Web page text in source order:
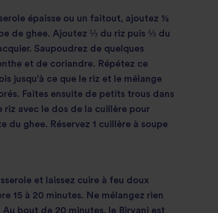
épaisse ou un faitout, ajoutez ½
de ghee. Ajoutez ⅓ du riz puis ⅓ du
Saupoudrez de quelques
et de coriandre. Répétez ce
jusqu'à ce que le riz et le mélange
Faites ensuite de petits trous dans
riz avec le dos de la cuillère pour
du ghee. Réservez 1 cuillère à soupe
et laissez cuire à feu doux
15 à 20 minutes. Ne mélangez rien
bout de 20 minutes, le Biryani est